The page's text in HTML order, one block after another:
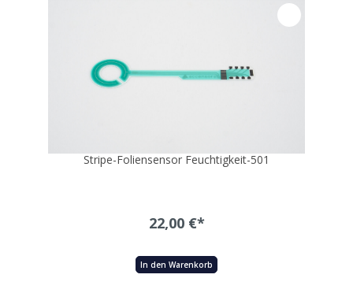
Stripe-Foliensensor Feuchtigkeit-501
22,00 €*
In den Warenkorb